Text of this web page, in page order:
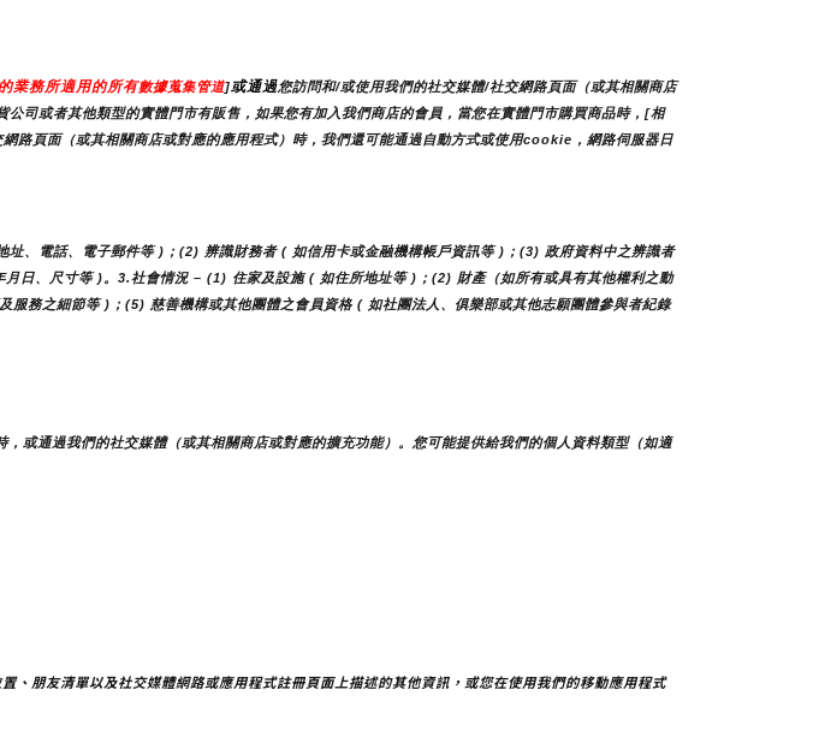
業務所適用的所有數據蒐集管道]或通過您訪問和/或使用我們的社交媒體/社交網路頁面（或其相關商店
或者其他類型的實體門市有販售，如果您有加入我們商店的會員，當您在實體門市購買商品時，[相
路頁面（或其相關商店或對應的應用程式）時，我們還可能通過自動方式或使用cookie，網路伺服器日
、電話、電子郵件等 )；(2) 辨識財務者 ( 如信用卡或金融機構帳戶資訊等 )；(3) 政府資料中之辨識者
日、尺寸等 )。3.社會情況 – (1) 住家及設施 ( 如住所地址等 )；(2) 財產（如所有或具有其他權利之動
務之細節等 )；(5) 慈善機構或其他團體之會員資格 ( 如社團法人、俱樂部或其他志願團體參與者紀錄
，或通過我們的社交媒體（或其相關商店或對應的擴充功能）。您可能提供給我們的個人資料類型（如適
朋友清單以及社交媒體網路或應用程式註冊頁面上描述的其他資訊，或您在使用我們的移動應用程式